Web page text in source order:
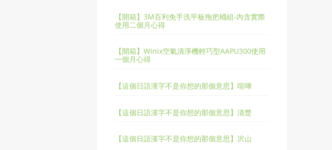
【開箱】3M百利免手洗平板拖把桶組-內含實際
使用二個月心得
【開箱】Winix空氣清淨機輕巧型AAPU300使用
一個月心得
【這個日語漢字不是你想的那個意思】喧嘩
【這個日語漢字不是你想的那個意思】清楚
【這個日語漢字不是你想的那個意思】沢山